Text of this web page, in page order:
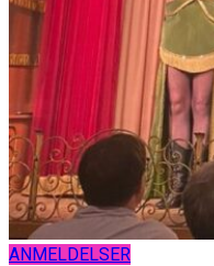
ANMELDELSER